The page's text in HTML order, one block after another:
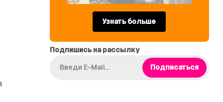
Узнать больше
Подпишись на рассылку
Подписаться